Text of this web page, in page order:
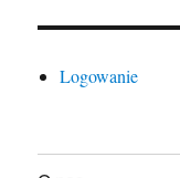
Logowanie